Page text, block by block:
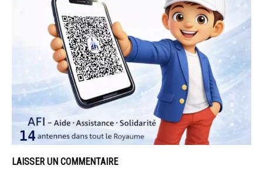
LAISSER UN COMMENTAIRE